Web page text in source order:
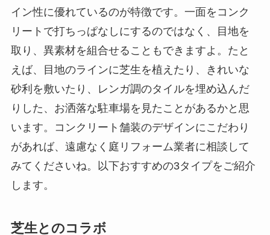
イン性に優れているのが特徴です。一面をコンク
リートで打ちっぱなしにするのではなく、目地を
取り、異素材を組合せることもできますよ。たと
えば、目地のラインに芝生を植えたり、きれいな
砂利を敷いたり、レンガ調のタイルを埋め込んだ
りした、お洒落な駐車場を見たことがあるかと思
います。コンクリート舗装のデザインにこだわり
があれば、遠慮なく庭リフォーム業者に相談して
みてくださいね。以下おすすめの3タイプをご紹介
します。
芝生とのコラボ